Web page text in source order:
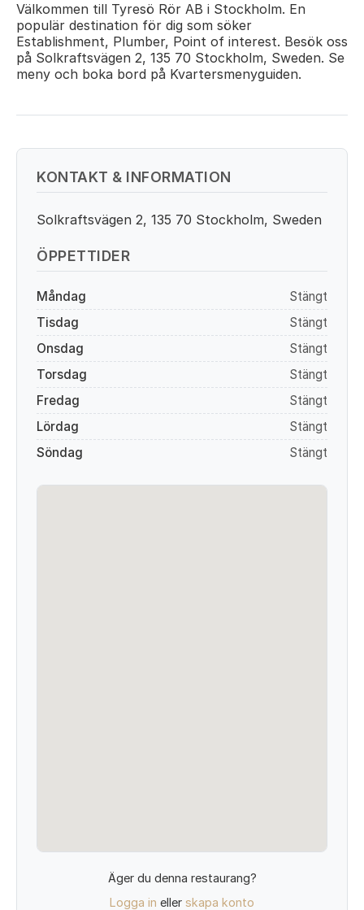
Välkommen till Tyresö Rör AB i Stockholm. En
populär destination för dig som söker
Establishment, Plumber, Point of interest. Besök oss
på Solkraftsvägen 2, 135 70 Stockholm, Sweden. Se
meny och boka bord på Kvartersmenyguiden.
KONTAKT & INFORMATION
Solkraftsvägen 2, 135 70 Stockholm, Sweden
ÖPPETTIDER
Måndag
Stängt
Tisdag
Stängt
Onsdag
Stängt
Torsdag
Stängt
Fredag
Stängt
Lördag
Stängt
Söndag
Stängt
Äger du denna restaurang?
Logga in eller skapa konto